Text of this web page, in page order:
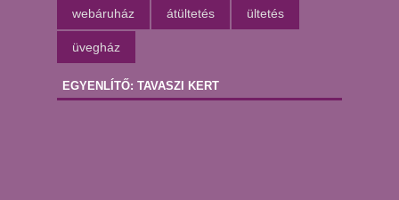
webáruház átültetés ültetés
üvegház
EGYENLÍTŐ: TAVASZI KERT